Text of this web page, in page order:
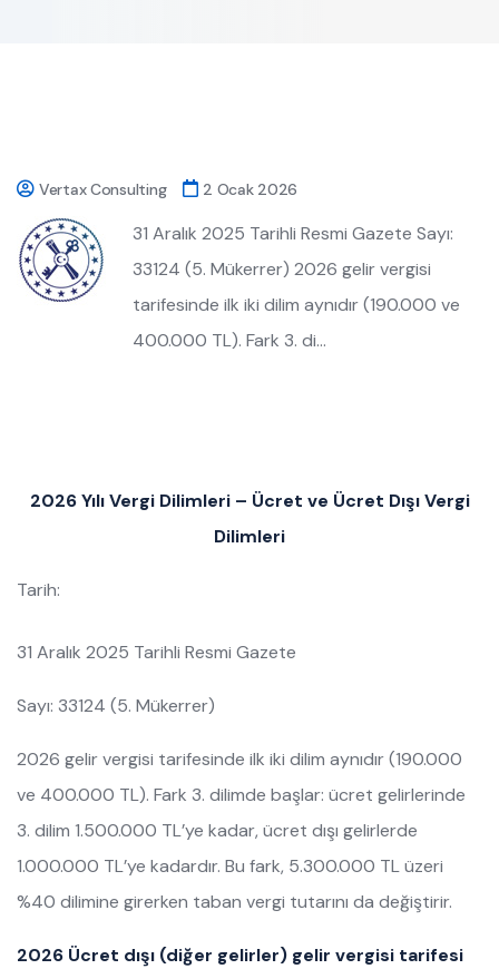
Vertax Consulting 2 Ocak 2026
31 Aralık 2025 Tarihli Resmi Gazete Sayı:
33124 (5. Mükerrer) 2026 gelir vergisi
tarifesinde ilk iki dilim aynıdır (190.000 ve
400.000 TL). Fark 3. di…
2026 Yılı Vergi Dilimleri – Ücret ve Ücret Dışı Vergi
Dilimleri
Tarih:
31 Aralık 2025 Tarihli Resmi Gazete
Sayı: 33124 (5. Mükerrer)
2026 gelir vergisi tarifesinde ilk iki dilim aynıdır (190.000
ve 400.000 TL). Fark 3. dilimde başlar: ücret gelirlerinde
3. dilim 1.500.000 TL’ye kadar, ücret dışı gelirlerde
1.000.000 TL’ye kadardır. Bu fark, 5.300.000 TL üzeri
%40 dilimine girerken taban vergi tutarını da değiştirir.
2026 Ücret dışı (diğer gelirler) gelir vergisi tarifesi